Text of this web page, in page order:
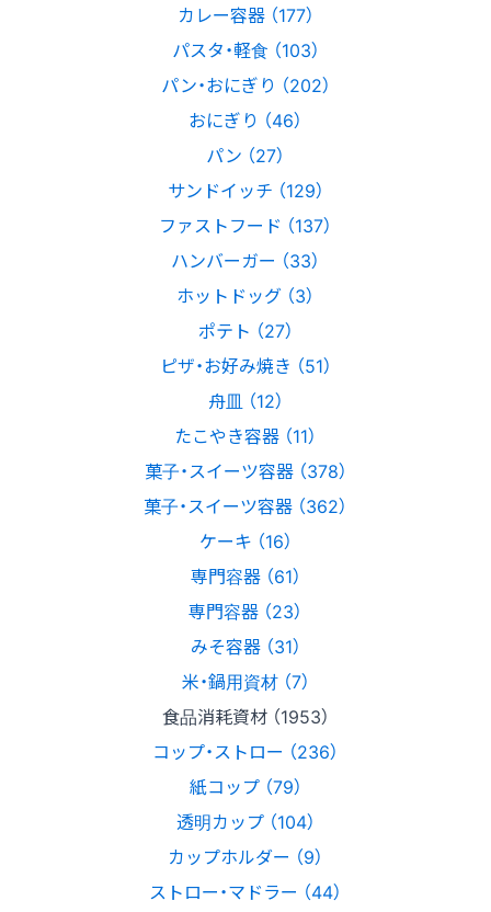
カレー容器 （177）
パスタ・軽食 （103）
パン・おにぎり （202）
おにぎり （46）
パン （27）
サンドイッチ （129）
ファストフード （137）
ハンバーガー （33）
ホットドッグ （3）
ポテト （27）
ピザ・お好み焼き （51）
舟皿 （12）
たこやき容器 （11）
菓子・スイーツ容器 （378）
菓子・スイーツ容器 （362）
ケーキ （16）
専門容器 （61）
専門容器 （23）
みそ容器 （31）
米・鍋用資材 （7）
食品消耗資材 （1953）
コップ・ストロー （236）
紙コップ （79）
透明カップ （104）
カップホルダー （9）
ストロー・マドラー （44）